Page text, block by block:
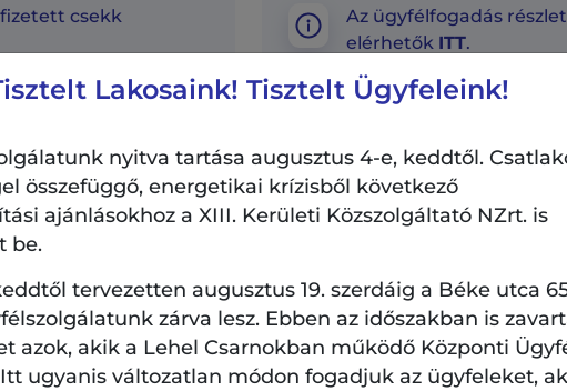
csekk
részéről, hogy
kiegyenlíteni (pl.
segítségével)
(1 havi nettó
a családi
segélyek,
Az ügyfélfogadás
elérhetők ITT.
Lakosaink! Tisztelt Ügyfeleink!
nyitva tartása augusztus 4-e, keddtől.
összefüggő, energetikai krízisből következő
ajánlásokhoz a XIII. Kerületi Közszolgáltató NZrt. is
be.
tervezetten augusztus 19. szerdáig a Béke utca
zárva lesz. Ebben az időszakban is
azok, akik a Lehel Csarnokban működő Központi
ugyanis változatlan módon fogadjuk az ügyfeleket,